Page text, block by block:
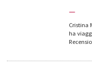
—
Cristina
ha